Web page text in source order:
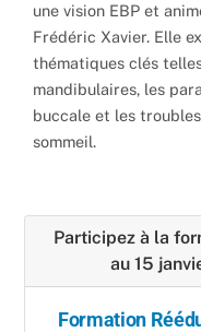
une vision EBP et
Frédéric Xavier. Elle
thématiques clés
mandibulaires, les
buccale et les
sommeil.
Participez à la
au 15
Formation